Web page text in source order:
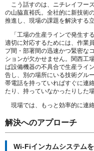
こう話すのは、ニチレイフー
の山脇直裕氏。全社的に新技術
推進し、現場の課題を解決する
「工場の生産ラインで発生す
適切に対応するためには、作業
プ間・部署間の迅速かつ緊密な
ションが欠かせません。関西工
ば設備機器の不具合で生産ライ
告し、別の場所にいる技術グル
帯電話を持っていればすぐに連
たり、持っていなかったりした
現場では、もっと効率的に連
解決へのアプローチ
Wi-Fiインカムシステム